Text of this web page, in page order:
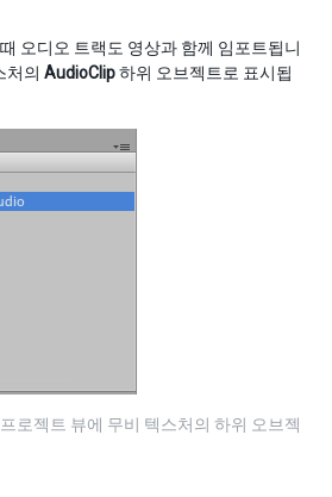
오디오 트랙도 영상과 함께 임포트됩니
처의 AudioClip하위 오브젝트로 표시됩
로젝트 뷰에 무비 텍스처의 하위 오브젝